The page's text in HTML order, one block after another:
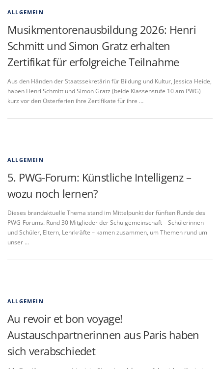
ALLGEMEIN
Musikmentorenausbildung 2026: Henri
Schmitt und Simon Gratz erhalten
Zertifikat für erfolgreiche Teilnahme
Aus den Händen der Staatssekretärin für Bildung und Kultur, Jessica Heide,
haben Henri Schmitt und Simon Gratz (beide Klassenstufe 10 am PWG)
kurz vor den Osterferien ihre Zertifikate für ihre …
ALLGEMEIN
5. PWG-Forum: Künstliche Intelligenz –
wozu noch lernen?
Dieses brandaktuelle Thema stand im Mittelpunkt der fünften Runde des
PWG-Forums. Rund 30 Mitglieder der Schulgemeinschaft – Schülerinnen
und Schüler, Eltern, Lehrkräfte – kamen zusammen, um Themen rund um
unser …
ALLGEMEIN
Au revoir et bon voyage!
Austauschpartnerinnen aus Paris haben
sich verabschiedet